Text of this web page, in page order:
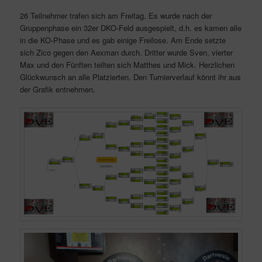
26 Teilnehmer trafen sich am Freitag. Es wurde nach der
Gruppenphase ein 32er DKO-Feld ausgespielt, d.h. es kamen alle
in die KO-Phase und es gab einige Freilose. Am Ende setzte
sich Zico gegen den Aexman durch. Dritter wurde Sven, vierter
Max und den Fünften teilten sich Matthes und Mick. Herzlichen
Glückwunsch an alle Platzierten. Den Turnierverlauf könnt ihr aus
der Grafik entnehmen.